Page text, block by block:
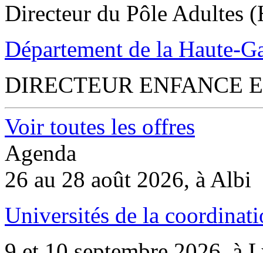
Directeur du Pôle Adultes
Département de la Haute-
DIRECTEUR ENFANCE
Voir toutes les offres
Agenda
26 au 28 août 2026, à Albi
Universités de la